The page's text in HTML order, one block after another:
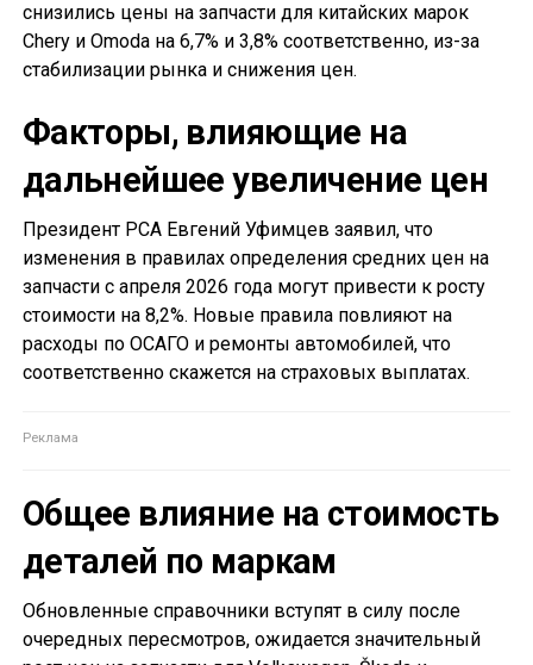
снизились цены на запчасти для китайских марок
Chery и Omoda на 6,7% и 3,8% соответственно, из-за
стабилизации рынка и снижения цен.
Факторы, влияющие на
дальнейшее увеличение цен
Президент РСА Евгений Уфимцев заявил, что
изменения в правилах определения средних цен на
запчасти с апреля 2026 года могут привести к росту
стоимости на 8,2%. Новые правила повлияют на
расходы по ОСАГО и ремонты автомобилей, что
соответственно скажется на страховых выплатах.
Общее влияние на стоимость
деталей по маркам
Обновленные справочники вступят в силу после
очередных пересмотров, ожидается значительный